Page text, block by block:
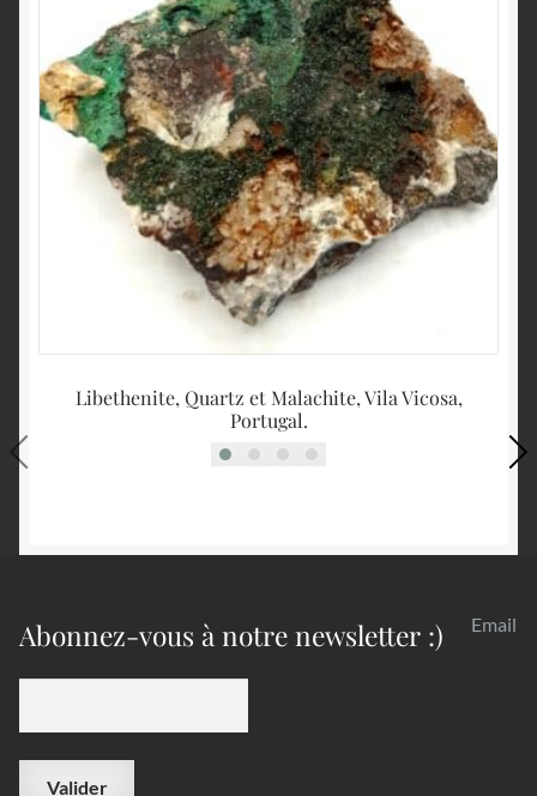
Libethenite, Quartz et Malachite, Vila Vicosa,
Portugal.
Abonnez-vous à notre newsletter :) Email